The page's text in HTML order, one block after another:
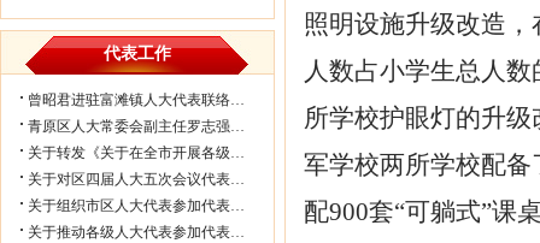
代表工作
曾昭君进驻富滩镇人大代表联络工作站...
青原区人大常委会副主任罗志强带队赴...
关于转发《关于在全市开展各级人大代...
关于对区四届人大五次会议代表所提部...
关于组织市区人大代表参加代表联络工...
关于推动各级人大代表参加代表联络工...
照明设施升级改造
人数占小学生总人
所学校护眼灯的升
军学校两所学校配备
配900套“可躺式”课